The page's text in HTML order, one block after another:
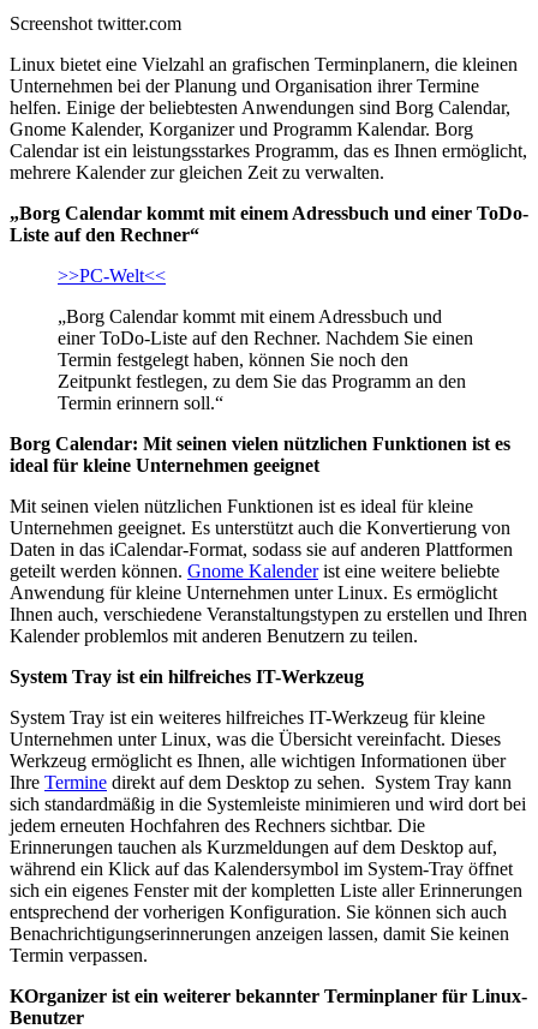
Screenshot twitter.com
Linux bietet eine Vielzahl an grafischen Terminplanern, die kleinen
Unternehmen bei der Planung und Organisation ihrer Termine
helfen. Einige der beliebtesten Anwendungen sind Borg Calendar,
Gnome Kalender, Korganizer und Programm Kalendar. Borg
Calendar ist ein leistungsstarkes Programm, das es Ihnen ermöglicht,
mehrere Kalender zur gleichen Zeit zu verwalten.
„Borg Calendar kommt mit einem Adressbuch und einer ToDo-
Liste auf den Rechner“
>>PC-Welt<<
„Borg Calendar kommt mit einem Adressbuch und
einer ToDo-Liste auf den Rechner. Nachdem Sie einen
Termin festgelegt haben, können Sie noch den
Zeitpunkt festlegen, zu dem Sie das Programm an den
Termin erinnern soll.“
Borg Calendar: Mit seinen vielen nützlichen Funktionen ist es
ideal für kleine Unternehmen geeignet
Mit seinen vielen nützlichen Funktionen ist es ideal für kleine
Unternehmen geeignet. Es unterstützt auch die Konvertierung von
Daten in das iCalendar-Format, sodass sie auf anderen Plattformen
geteilt werden können. Gnome Kalenderist eine weitere beliebte
Anwendung für kleine Unternehmen unter Linux. Es ermöglicht
Ihnen auch, verschiedene Veranstaltungstypen zu erstellen und Ihren
Kalender problemlos mit anderen Benutzern zu teilen.
System Tray ist ein hilfreiches IT-Werkzeug
System Tray ist ein weiteres hilfreiches IT-Werkzeug für kleine
Unternehmen unter Linux, was die Übersicht vereinfacht. Dieses
Werkzeug ermöglicht es Ihnen, alle wichtigen Informationen über
Ihre Termine direkt auf dem Desktop zu sehen. System Tray kann
sich standard­mäßig in die Systemleiste minimieren und wird dort bei
jedem erneuten Hochfahren des Rechners sichtbar. Die
Erinnerungen tauchen als Kurzmeldungen auf dem Desktop auf,
während ein Klick auf das Kalendersymbol im Sys­tem-Tray öffnet
sich ein eigenes Fenster mit der kompletten Liste aller Erinnerungen
entsprechend der vorherigen Konfiguration. Sie können sich auch
Benachrichtigungserinnerungen anzeigen lassen, damit Sie keinen
Termin verpassen.
KOrganizer ist ein weiterer bekannter Terminplaner für Linux-
Benutzer